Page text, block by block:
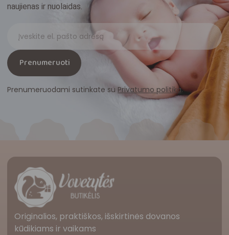
naujienas ir nuolaidas.
Prenumeruoti
Prenumeruodami sutinkate su Privatumo politika.
Originalios, praktiškos, išskirtinės dovanos
kūdikiams ir vaikams